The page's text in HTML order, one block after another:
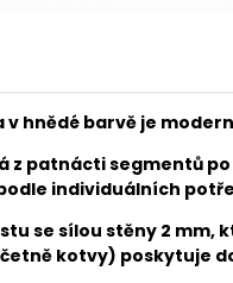
hnědé barvě je
z patnácti segmentů
individuálních
se sílou stěny 2
kotvy)